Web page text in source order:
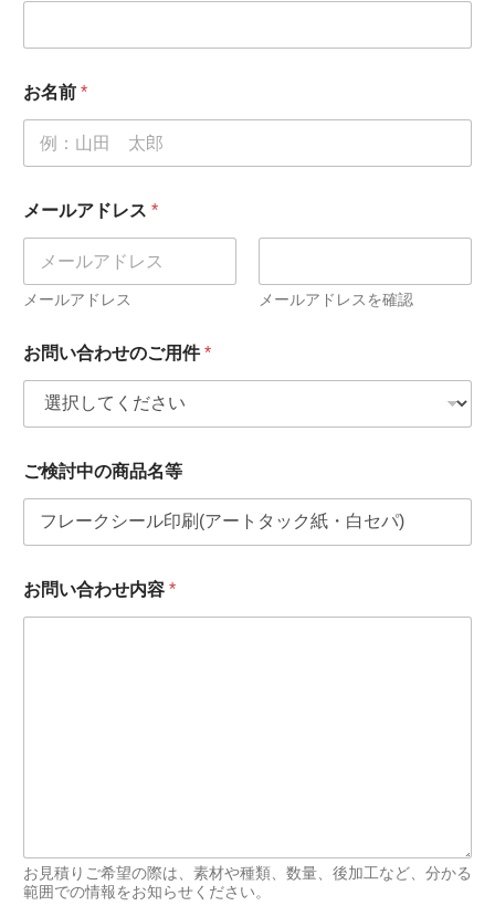
お名前 *
メールアドレス *
メールアドレス メールアドレスを確認
お問い合わせのご用件*
参
考
が
あ
る
お
願
い
ご検討中の商品名等
お問い合わせ内容 *
お見積りご希望の際は、素材や種類、数量、後加工など、分かる
範囲での情報をお知らせください。